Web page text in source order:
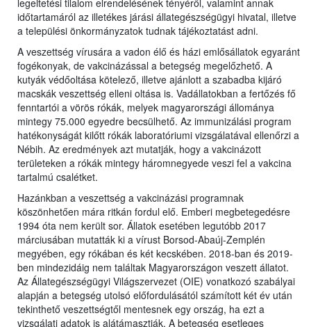
legeltetési tilalom elrendelésének tényéről, valamint annak
időtartamáról az illetékes járási állategészségügyi hivatal, illetve
a települési önkormányzatok tudnak tájékoztatást adni.
A veszettség vírusára a vadon élő és házi emlősállatok egyaránt
fogékonyak, de vakcinázással a betegség megelőzhető. A
kutyák védőoltása kötelező, illetve ajánlott a szabadba kijáró
macskák veszettség elleni oltása is. Vadállatokban a fertőzés fő
fenntartói a vörös rókák, melyek magyarországi állománya
mintegy 75.000 egyedre becsülhető. Az immunizálási program
hatékonyságát kilőtt rókák laboratóriumi vizsgálatával ellenőrzi a
Nébih. Az eredmények azt mutatják, hogy a vakcinázott
területeken a rókák mintegy háromnegyede veszi fel a vakcina
tartalmú csalétket.
Hazánkban a veszettség a vakcinázási programnak
köszönhetően mára ritkán fordul elő. Emberi megbetegedésre
1994 óta nem került sor. Állatok esetében legutóbb 2017
márciusában mutatták ki a vírust Borsod-Abaúj-Zemplén
megyében, egy rókában és két kecskében. 2018-ban és 2019-
ben mindezidáig nem találtak Magyarországon veszett állatot.
Az Állategészségügyi Világszervezet (OIE) vonatkozó szabályai
alapján a betegség utolsó előfordulásától számított két év után
tekinthető veszettségtől mentesnek egy ország, ha ezt a
vizsgálati adatok is alátámasztják. A betegség esetleges